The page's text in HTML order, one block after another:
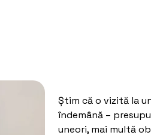
Știm că o vizită la
îndemână –
uneori, mai multă